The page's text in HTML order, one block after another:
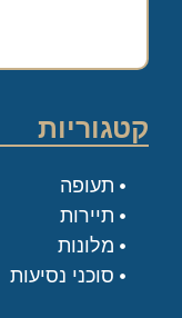
קטגוריות
תעופה
תיירות
מלונות
סוכני נסיעות